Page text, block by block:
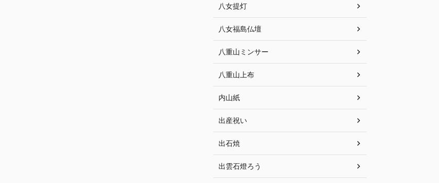
八女提灯
八女福島仏壇
八重山ミンサー
八重山上布
内山紙
出産祝い
出石焼
出雲石燈ろう